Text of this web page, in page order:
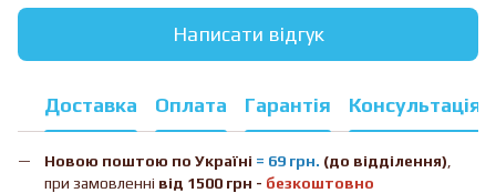
Написати відгук
Доставка Оплата Гарантія Консультація
Новою поштою по Україні = 69 грн. (до відділення)
при замовленні від 1500 грн - безкоштовно